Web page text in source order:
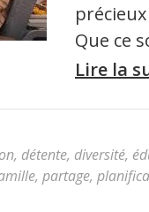
Que ce
Lire la
, détente, diversité,
, partage,